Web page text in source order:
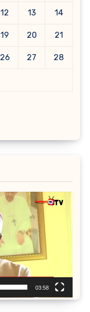
12 13 14
19 20 21
26 27 28
03:58